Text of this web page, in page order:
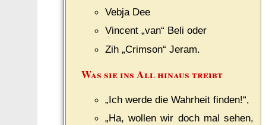
Vebja Dee
Vincent „van“ Beli oder
Zih „Crimson“ Jeram.
Was sie ins All hinaus treibt
„Ich werde die Wahrheit finden!“,
„Ha, wollen wir doch mal sehen,